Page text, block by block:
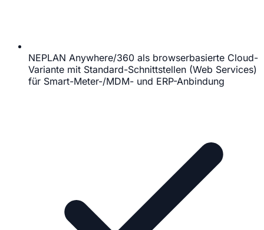
NEPLAN Anywhere/360 als browserbasierte Cloud-
Variante mit Standard-Schnittstellen (Web Services)
für Smart-Meter-/MDM- und ERP-Anbindung